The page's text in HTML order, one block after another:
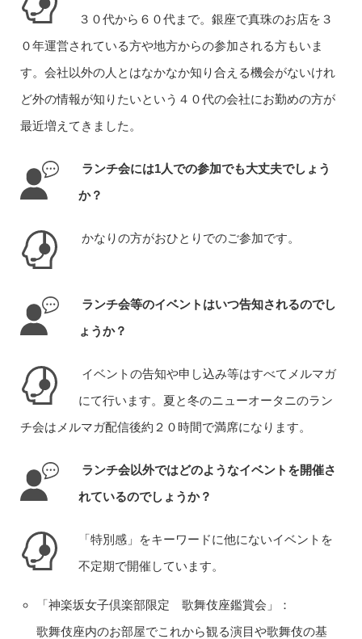
３０代から６０代まで。銀座で真珠のお店を３
０年運営されている方や地方からの参加される方もいま
す。会社以外の人とはなかなか知り合える機会がないけれ
ど外の情報が知りたいという４０代の会社にお勤めの方が
最近増えてきました。
ランチ会には1人での参加でも大丈夫でしょう
か？
かなりの方がおひとりでのご参加です。
ランチ会等のイベントはいつ告知されるのでし
ょうか？
イベントの告知や申し込み等はすべてメルマガ
にて行います。夏と冬のニューオータニのラン
チ会はメルマガ配信後約２０時間で満席になります。
ランチ会以外ではどのようなイベントを開催さ
れているのでしょうか？
「特別感」をキーワードに他にないイベントを
不定期で開催しています。
「神楽坂女子倶楽部限定 歌舞伎座鑑賞会」：
歌舞伎座内のお部屋でこれから観る演目や歌舞伎の基